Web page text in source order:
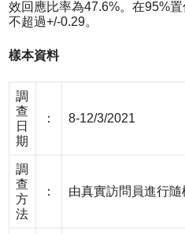
效回應比率為47.6%。在95%
不超過+/-0.29。
樣本資料
調
查
日
期
： 8-12/3/2021
調
查
方
法
： 由真實訪問員進行